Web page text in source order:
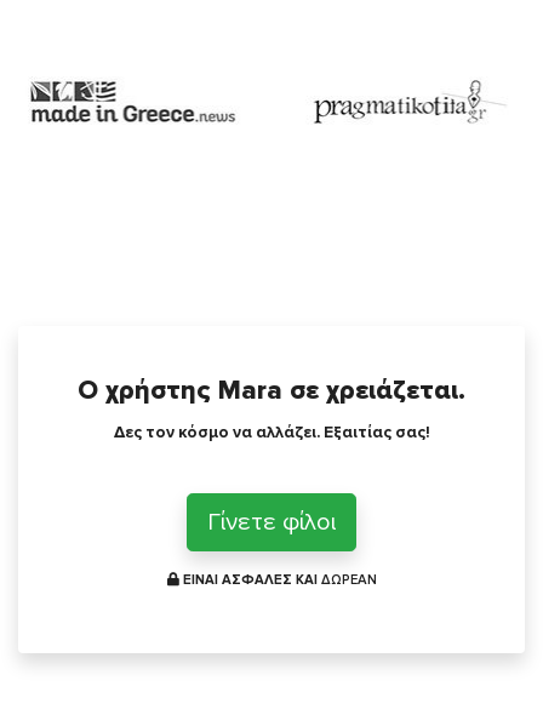
Ο χρήστης Mara σε χρειάζεται.
Δες τον κόσμο να αλλάζει. Εξαιτίας σας!
Γίνετε φίλοι
ΕΙΝΑΙ ΑΣΦΑΛΕΣ ΚΑΙ ΔΩΡΕΑΝ